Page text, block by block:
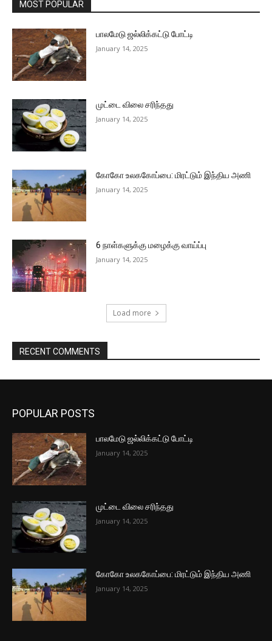
MOST POPULAR
பாலமேடு ஜல்லிக்கட்டு போட்டி
January 14, 2025
முட்டை விலை சரிந்தது
January 14, 2025
கோகோ உலககோப்பை: மிரட்டும் இந்திய அணி
January 14, 2025
6 நாள்களுக்கு மழைக்கு வாய்ப்பு
January 14, 2025
Load more
RECENT COMMENTS
POPULAR POSTS
பாலமேடு ஜல்லிக்கட்டு போட்டி
January 14, 2025
முட்டை விலை சரிந்தது
January 14, 2025
கோகோ உலககோப்பை: மிரட்டும் இந்திய அணி
January 14, 2025